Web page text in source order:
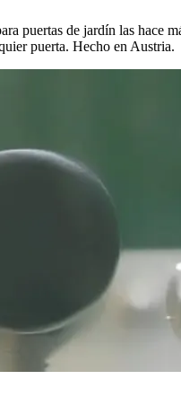
puertas de jardín las hace
puerta. Hecho en Austria.